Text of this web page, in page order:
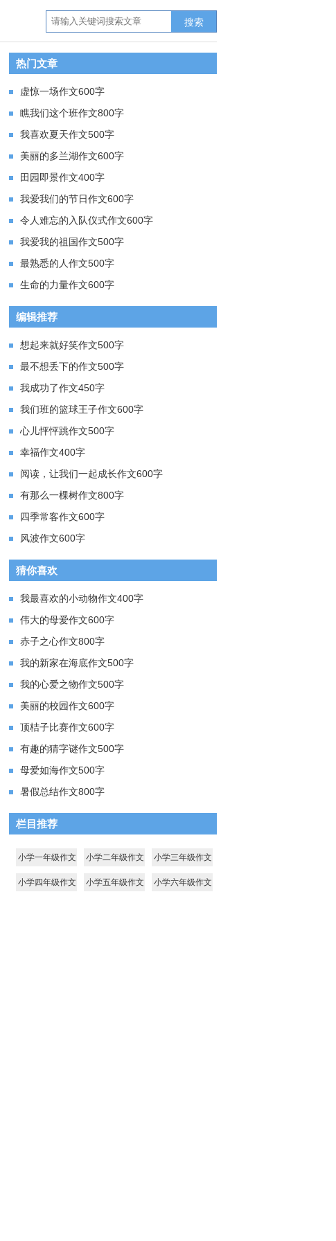
搜索
热门文章
虚惊一场作文600字
瞧我们这个班作文800字
我喜欢夏天作文500字
美丽的多兰湖作文600字
田园即景作文400字
我爱我们的节日作文600字
令人难忘的入队仪式作文600字
我爱我的祖国作文500字
最熟悉的人作文500字
生命的力量作文600字
编辑推荐
想起来就好笑作文500字
最不想丢下的作文500字
我成功了作文450字
我们班的篮球王子作文600字
心儿怦怦跳作文500字
幸福作文400字
阅读，让我们一起成长作文600字
有那么一棵树作文800字
四季常客作文600字
风波作文600字
猜你喜欢
我最喜欢的小动物作文400字
伟大的母爱作文600字
赤子之心作文800字
我的新家在海底作文500字
我的心爱之物作文500字
美丽的校园作文600字
顶桔子比赛作文600字
有趣的猜字谜作文500字
母爱如海作文500字
暑假总结作文800字
栏目推荐
小学一年级作文 小学二年级作文 小学三年级作文
小学四年级作文 小学五年级作文 小学六年级作文